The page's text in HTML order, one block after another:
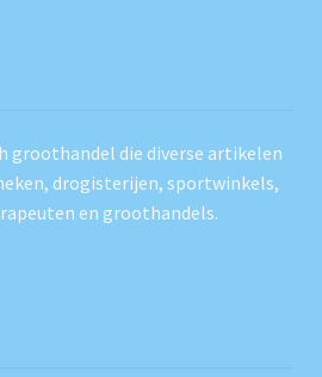
groothandel die diverse artikelen
drogisterijen, sportwinkels,
en groothandels.